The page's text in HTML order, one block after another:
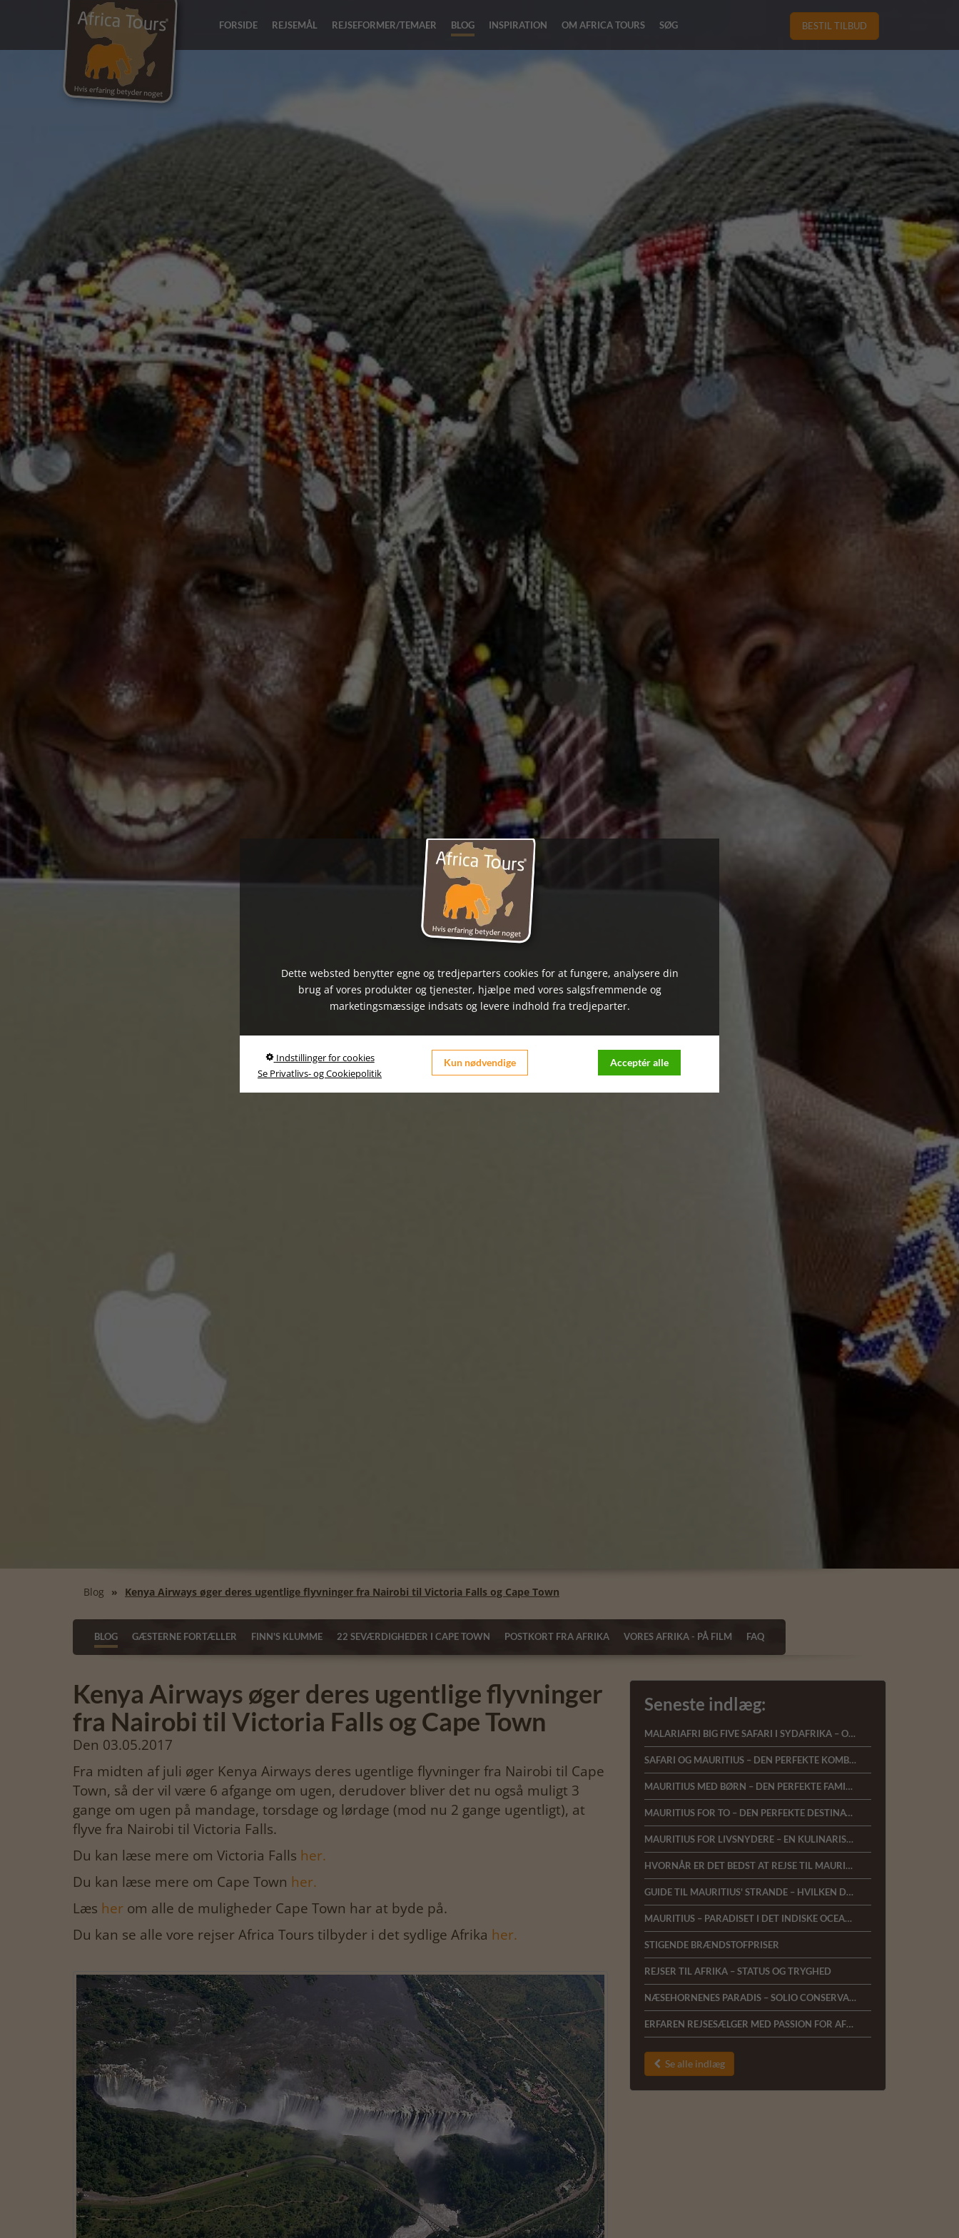
FORSIDE REJSEMÅL REJSEFORMER/TEMAER BLOG INSPIRATION OM AFRICA TOURS SØG BESTIL TILBUD
Blog Kenya Airways øger deres ugentlige flyvninger fra Nairobi til Victoria Falls og Cape Town
BLOG GÆSTERNE FORTÆLLER FINN'S KLUMME 22 SEVÆRDIGHEDER I CAPE TOWN POSTKORT FRA AFRIKA VORES AFRIKA - PÅ FILM FAQ
Kenya Airways øger deres ugentlige flyvninger
fra Nairobi til Victoria Falls og Cape Town
Den 03.05.2017
Fra midten af juli øger Kenya Airways deres ugentlige flyvninger fra Nairobi til Cape
Town, så der vil være 6 afgange om ugen, derudover bliver det nu også muligt 3
gange om ugen på mandage, torsdage og lørdage (mod nu 2 gange ugentligt), at
flyve fra Nairobi til Victoria Falls.
Du kan læse mere om Victoria Falls her.
Du kan læse mere om Cape Town her.
Læs her om alle de muligheder Cape Town har at byde på.
Du kan se alle vore rejser Africa Tours tilbyder i det sydlige Afrika her.
Seneste indlæg:
MALARIAFRI BIG FIVE SAFARI I SYDAFRIKA – OPLEV AFRIKAS VILDE NATUR MED KOMFORT OG NÆRVÆR
SAFARI OG MAURITIUS – DEN PERFEKTE KOMBINATIONSREJSE
MAURITIUS MED BØRN – DEN PERFEKTE FAMILIEFERIE I DET INDISKE OCEAN
MAURITIUS FOR TO – DEN PERFEKTE DESTINATION TIL BRYLLUPSREJSER OG ROMANTISKE FERIER
MAURITIUS FOR LIVSNYDERE – EN KULINARISK REJSE GENNEM DET INDISKE OCEAN
HVORNÅR ER DET BEDST AT REJSE TIL MAURITIUS?
GUIDE TIL MAURITIUS' STRANDE – HVILKEN DEL AF ØEN PASSER BEDST TIL DIG?
MAURITIUS – PARADISET I DET INDISKE OCEAN ER LANDET HOS AFRICA TOURS
STIGENDE BRÆNDSTOFPRISER
REJSER TIL AFRIKA – STATUS OG TRYGHED
NÆSEHORNENES PARADIS – SOLIO CONSERVANCY
ERFAREN REJSESÆLGER MED PASSION FOR AFRIKA SØGES TIL AFRICA TOURS I HERNING
 Se alle indlæg
Dette websted benytter egne og tredjeparters cookies for at fungere, analysere din
brug af vores produkter og tjenester, hjælpe med vores salgsfremmende og
marketingsmæssige indsats og levere indhold fra tredjeparter.
Indstillinger for cookies
Se Privatlivs- og Cookiepolitik
Kun nødvendige Acceptér alle